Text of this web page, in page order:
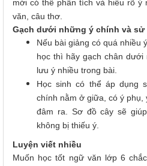
mới có thể phân tích và hiểu rõ ý
văn, câu thơ.
Gạch dưới những ý chính và
Nếu bài giảng có quá nhiều
học thì hãy gạch chân
lưu ý nhiều trong bài.
Học sinh có thể áp dụng
chính nằm ở giữa, có ý phụ,
đâm ra. Sơ đồ cây sẽ
không bị thiếu ý.
Luyện viết nhiều
Muốn học tốt ngữ văn lớp 6